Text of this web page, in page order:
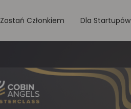
Zostań Członkiem Dla Startupów